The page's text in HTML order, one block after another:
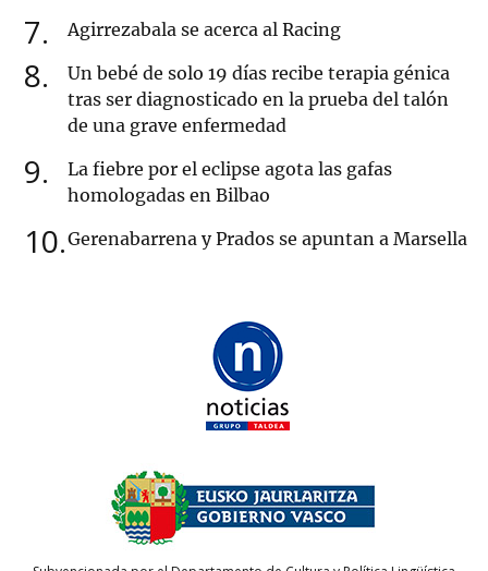
7 Agirrezabala se acerca al Racing
8
Un bebé de solo 19 días recibe terapia génica
tras ser diagnosticado en la prueba del talón
de una grave enfermedad
9
La fiebre por el eclipse agota las gafas
homologadas en Bilbao
10 Gerenabarrena y Prados se apuntan a Marsella